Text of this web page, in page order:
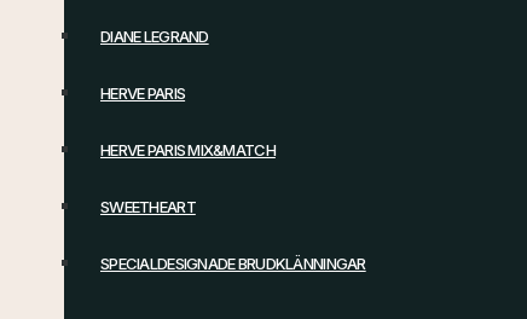
DIANE LEGRAND
HERVE PARIS
HERVE PARIS MIX&MATCH
SWEETHEART
SPECIALDESIGNADE BRUDKLÄNNINGAR